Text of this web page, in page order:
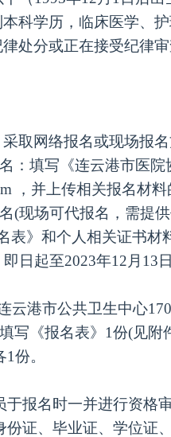
科学历，临床医学、
处分或正在接受纪律
采取网络报名或现场报名
：填写《连云港市医
，并上传相关报名材
(现场可代报名，需提
表》和个人相关证书材
即日起至2023年12 月 13 日
云港市公共卫生中心
填写《报名表》 1份(见附
份。
报名时一并进行资格审
份证、毕业证、学位证